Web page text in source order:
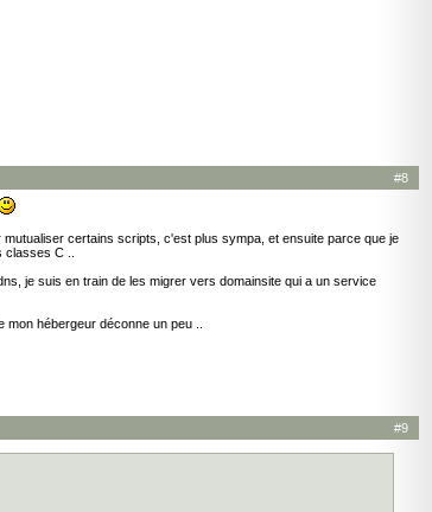
#8
certains scripts, c'est plus sympa, et ensuite parce que je
C ..
je suis en train de les migrer vers domainsite qui a un service
hébergeur déconne un peu ..
#9